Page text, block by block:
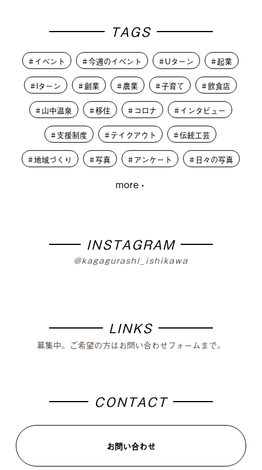
TAGS
イベント 今週のイベント Uターン 起業
Iターン 創業 農業 子育て 飲食店
山中温泉 移住 コロナ インタビュー
支援制度 テイクアウト 伝統工芸
地域づくり 写真 アンケート 日々の写真
PLUSKAGA
more
INSTAGRAM
@kagagurashi_ishikawa
LINKS
募集中。ご希望の方はお問い合わせフォームまで。
CONTACT
お問い合わせ